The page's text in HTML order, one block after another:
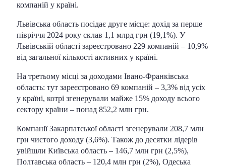
компаній у країні.
Львівська область посідає друге місце: дохід за перше
півріччя 2024 року склав 1,1 млрд грн (19,1%). У
Львівській області зареєстровано 229 компаній – 10,9%
від загальної кількості активних у країні.
На третьому місці за доходами Івано-Франківська
область: тут зареєстровано 69 компаній – 3,3% від усіх
у країні, котрі згенерували майже 15% доходу всього
сектору країни – понад 852,2 млн грн.
Компанії Закарпатської області згенерували 208,7 млн
грн чистого доходу (3,6%). Також до десятки лідерів
увійшли Київська область – 146,7 млн грн (2,5%),
Полтавська область – 120,4 млн грн (2%), Одеська